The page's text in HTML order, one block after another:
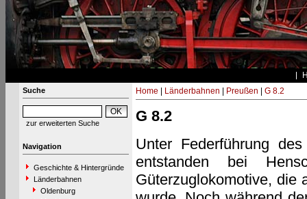
Suche
zur erweiterten Suche
Navigation
Geschichte & Hintergründe
Länderbahnen
Oldenburg
Home Länderbahnen Preußen G 8.2
G 8.2
Unter Federführung
entstanden bei
Güterzuglokomotive, die